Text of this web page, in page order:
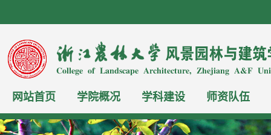
网站首页 学院概况 学科建设 师资队伍